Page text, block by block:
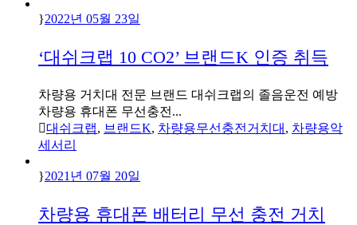
2022년 05월 23일
‘대쉬크랩 10 CO2’ 브랜드K 인증 취득
차량용 거치대 전문 브랜드 대쉬크랩의 졸음운전 예방
차량용 휴대폰 무선충전...
대쉬크랩, 브랜드K, 차량용무선충전거치대 , 차량용악
세서리
2021년 07월 20일
차량용 휴대폰 배터리 무선 충전 거치